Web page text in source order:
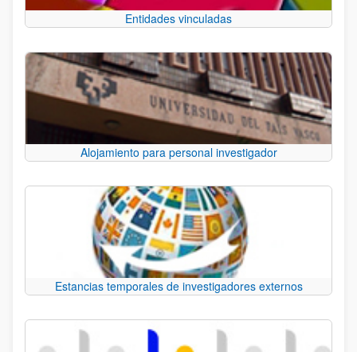
Entidades vinculadas
Alojamiento para personal investigador
Estancias temporales de investigadores externos